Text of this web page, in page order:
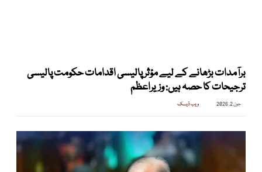
برآمدات بڑھانے کے لیے مؤثر پالیسی اقدامات حکومت پالیسی
ترجیحات کا حصہ ہیں: وزیراعظم
جون 2, 2026 ویب ڈیسک